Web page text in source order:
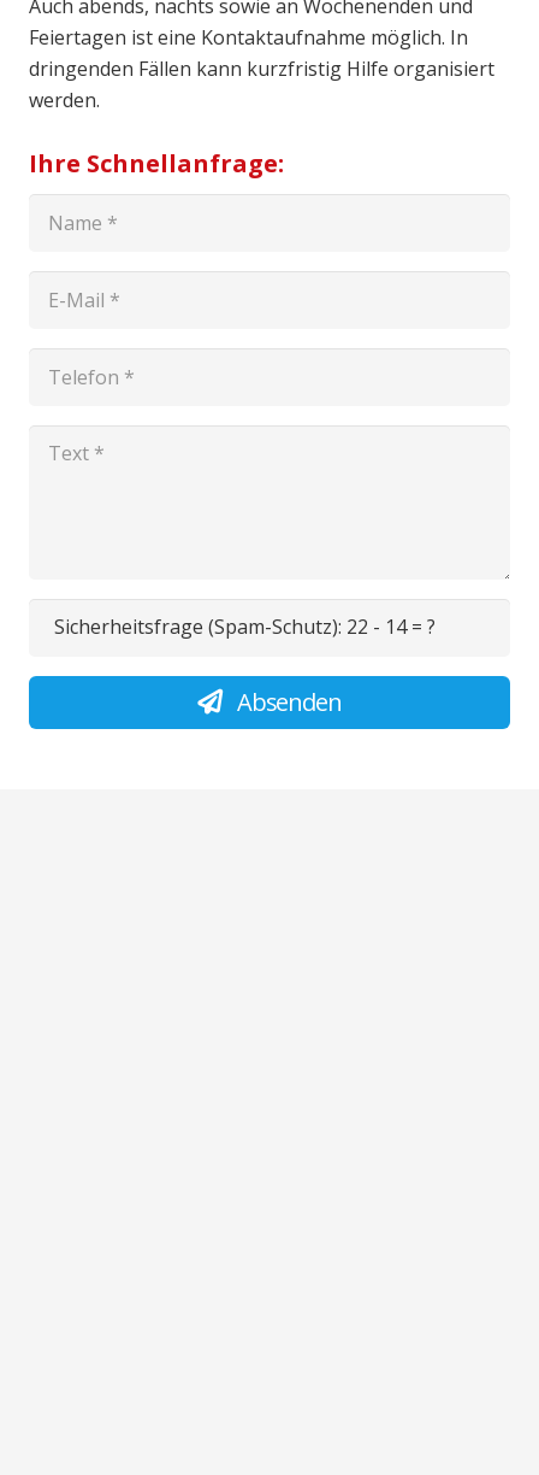
Auch abends, nachts sowie an Wochenenden und
Feiertagen ist eine Kontaktaufnahme möglich. In
dringenden Fällen kann kurzfristig Hilfe organisiert
werden.
Ihre Schnellanfrage:
Sicherheitsfrage (Spam-Schutz): 22 - 14 = ?
Absenden